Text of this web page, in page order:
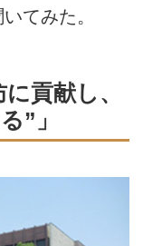
てみた。
貢献し、
”」